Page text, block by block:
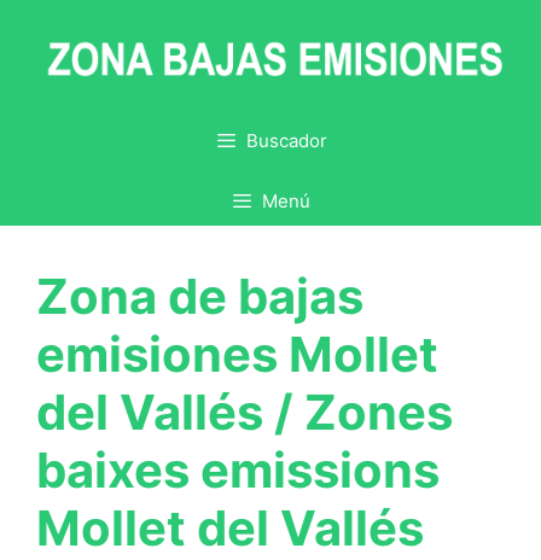
contenido
Buscador
Menú
Zona de bajas
emisiones Mollet
del Vallés / Zones
baixes emissions
Mollet del Vallés